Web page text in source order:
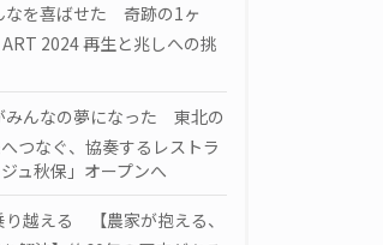
なを喜ばせた 奇跡の1ヶ
2024 再生と兆しへの挑
みんなの夢になった 東北の
つなぐ、協奏するレストラ
ュ秋保」オープンへ
り越える 【農家が抱える、